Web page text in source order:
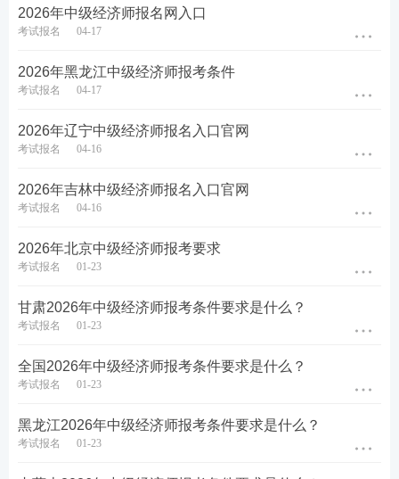
2026年中级经济师报名网入口
考试报名 04-17
2026年黑龙江中级经济师报考条件
考试报名 04-17
2026年辽宁中级经济师报名入口官网
考试报名 04-16
2026年吉林中级经济师报名入口官网
考试报名 04-16
2026年北京中级经济师报考要求
考试报名 01-23
甘肃2026年中级经济师报考条件要求是什么？
考试报名 01-23
全国2026年中级经济师报考条件要求是什么？
考试报名 01-23
黑龙江2026年中级经济师报考条件要求是什么？
考试报名 01-23